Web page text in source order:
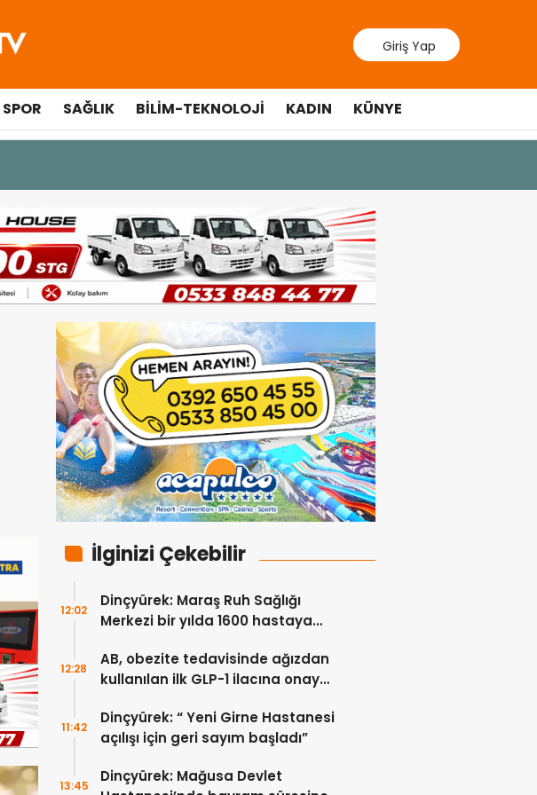
Giriş Yap
SPOR SAĞLIK BILIM-TEKNOLOJI KADIN KÜNYE
İlginizi Çekebilir
Dinçyürek: Maraş Ruh Sağlığı
Merkezi bir yılda 1600 hastaya
12:02
AB, obezite tedavisinde ağızdan
kullanılan ilk GLP-1 ilacına onay
12:28
Dinçyürek: “ Yeni Girne Hastanesi
açılışı için geri sayım başladı”
11:42
Dinçyürek: Mağusa Devlet
13:45